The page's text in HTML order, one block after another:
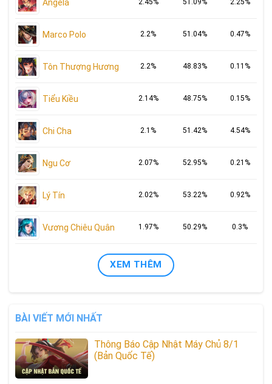
Angela
Marco Polo 2.2% 51.04% 0.47%
Tôn Thượng Hương 2.2% 48.83% 0.11%
Tiểu Kiều 2.14% 48.75% 0.15%
Chi Cha 2.1% 51.42% 4.54%
Ngu Cơ 2.07% 52.95% 0.21%
Lý Tín 2.02% 53.22% 0.92%
Vương Chiêu Quân 1.97% 50.29% 0.3%
XEM THÊM
BÀI VIẾT MỚI NHẤT
Thông Báo Cập Nhật Máy Chủ 8/1
(Bản Quốc Tế)